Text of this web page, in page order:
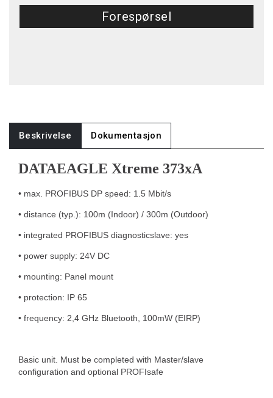
Forespørsel
Beskrivelse Dokumentasjon
DATAEAGLE Xtreme 373xA
• max. PROFIBUS DP speed: 1.5 Mbit/s
• distance (typ.): 100m (Indoor) / 300m (Outdoor)
• integrated PROFIBUS diagnosticslave: yes
• power supply: 24V DC
• mounting: Panel mount
• protection: IP 65
• frequency: 2,4 GHz Bluetooth, 100mW (EIRP)
Basic unit. Must be completed with Master/slave
configuration and optional PROFIsafe